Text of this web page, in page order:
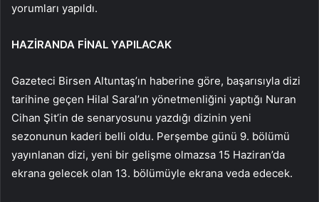
yorumları yapıldı.
HAZİRANDA FİNAL YAPILACAK
Gazeteci Birsen Altuntaş’ın haberine göre, başarısıyla dizi
tarihine geçen Hilal Saral’ın yönetmenliğini yaptığı Nuran
Cihan Şit’in de senaryosunu yazdığı dizinin yeni
sezonunun kaderi belli oldu. Perşembe günü 9. bölümü
yayınlanan dizi, yeni bir gelişme olmazsa 15 Haziran’da
ekrana gelecek olan 13. bölümüyle ekrana veda edecek.